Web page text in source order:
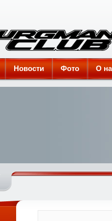
Новости Фото О